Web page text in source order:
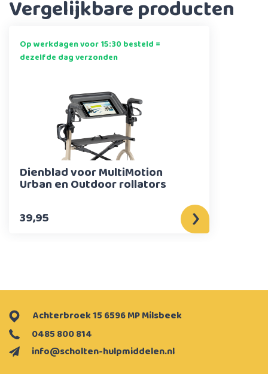
Vergelijkbare producten
Op werkdagen voor 15:30 besteld =
dezelfde dag verzonden
Dienblad voor MultiMotion
Urban en Outdoor rollators
39,95
info@scholten-hulpmiddelen.nl
0485 800 814
Achterbroek 15 6596 MP Milsbeek